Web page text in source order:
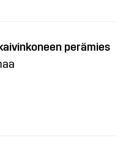
perämies